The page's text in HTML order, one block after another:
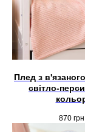
Плед з
світло-
870